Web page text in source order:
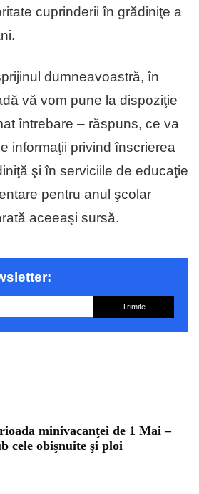
cuprinderii în grădiniţe a
dumneavoastră, în
vă vom pune la dispoziţie
întrebare – răspuns, ce va
informaţii privind înscrierea
şi în serviciile de educaţie
pentru anul şcolar
aceeaşi sursă.
Trimite
minivacanţei de 1 Mai –
cele obişnuite şi ploi